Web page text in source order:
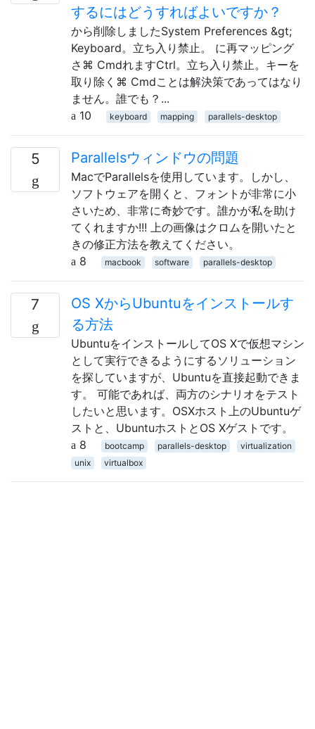
するにはどうすればよいですか？
から削除しましたSystem Preferences &gt;
Keyboard。立ち入り禁止。 に再マッピング
さ⌘ CmdれますCtrl。立ち入り禁止。キーを
取り除く⌘ Cmdことは解決策であってはなり
ません。誰でも？...
10
keyboard mapping parallels-desktop
5 Parallelsウィンドウの問題
MacでParallelsを使用しています。しかし、
ソフトウェアを開くと、フォントが非常に小
さいため、非常に奇妙です。誰かが私を助け
てくれますか!!! 上の画像はクロムを開いたと
きの修正方法を教えてください。
8
macbook software parallels-desktop
7
OS XからUbuntuをインストールす
る方法
UbuntuをインストールしてOS Xで仮想マシン
として実行できるようにするソリューション
を探していますが、Ubuntuを直接起動できま
す。 可能であれば、両方のシナリオをテスト
したいと思います。OSXホスト上のUbuntuゲ
ストと、UbuntuホストとOS Xゲストです。
8
bootcamp parallels-desktop
virtualization
unix
virtualbox